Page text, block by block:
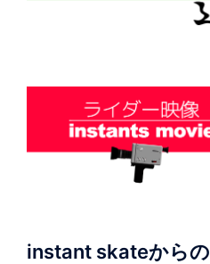
instant skateからの